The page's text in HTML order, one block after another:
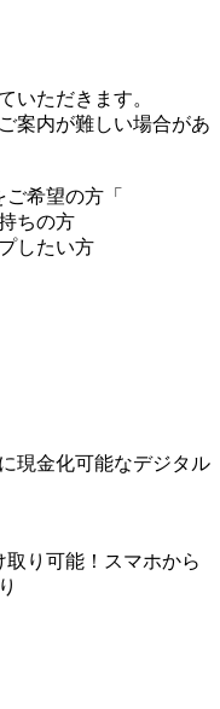
いただきます。
案内が難しい場合があ
希望の方「
ちの方
したい方
現金化可能なデジタル
り可能！スマホから